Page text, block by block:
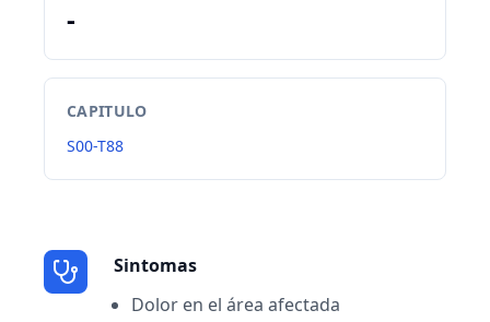
-
CAPITULO
S00-T88
Sintomas
Dolor en el área afectada